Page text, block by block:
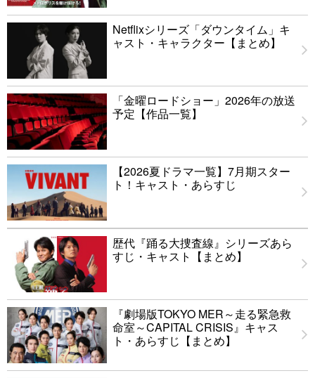
Netflixシリーズ「ダウンタイム」キ
ャスト・キャラクター【まとめ】
「金曜ロードショー」2026年の放送
予定【作品一覧】
【2026夏ドラマ一覧】7月期スター
ト！キャスト・あらすじ
歴代『踊る大捜査線』シリーズあら
すじ・キャスト【まとめ】
『劇場版TOKYO MER～走る緊急救
命室～CAPITAL CRISIS』キャス
ト・あらすじ【まとめ】